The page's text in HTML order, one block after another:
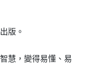
版。
慧，變得易懂、易